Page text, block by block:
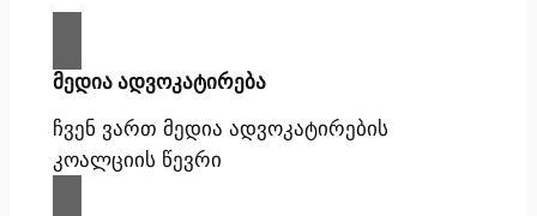
მედია ადვოკატირება
ჩვენ ვართ მედია ადვოკატირების
კოალციის წევრი